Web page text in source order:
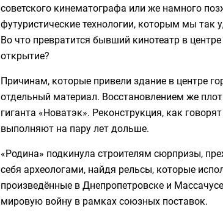
советского кинематографа или же намного
футуристические технологии, которым мы так
Во что превратится бывший кинотеатр в
открытие?
Причинам, которые привели здание в центре
отдельный материал. Восстановлением же
гиганта «Новатэк». Реконструкция, как
выполняют на пару лет дольше.
«Родина» подкинула строителям сюрпризы,
себя археологами, найдя рельсы, которые
произведённые в Днепропетровске и
мировую войну в рамках союзных поставок.